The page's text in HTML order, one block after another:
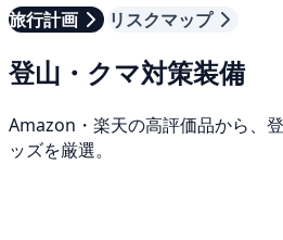
旅行計画
リスクマップ
登山・クマ対策装備
Amazon・楽天の高評価品から、
ッズを厳選。